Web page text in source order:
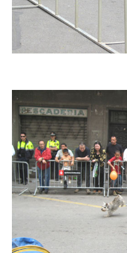
Imatge